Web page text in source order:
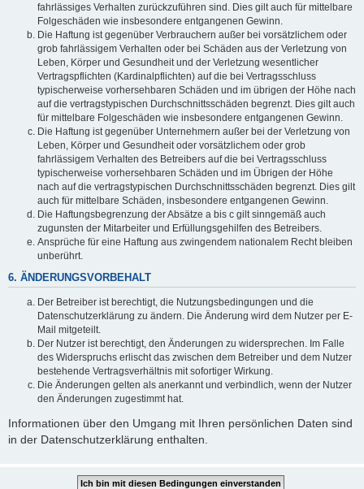
fahrlässiges Verhalten zurückzuführen sind. Dies gilt auch für mittelbare
Folgeschäden wie insbesondere entgangenen Gewinn.
Die Haftung ist gegenüber Verbrauchern außer bei vorsätzlichem oder
grob fahrlässigem Verhalten oder bei Schäden aus der Verletzung von
Leben, Körper und Gesundheit und der Verletzung wesentlicher
Vertragspflichten (Kardinalpflichten) auf die bei Vertragsschluss
typischerweise vorhersehbaren Schäden und im übrigen der Höhe nach
auf die vertragstypischen Durchschnittsschäden begrenzt. Dies gilt auch
für mittelbare Folgeschäden wie insbesondere entgangenen Gewinn.
Die Haftung ist gegenüber Unternehmern außer bei der Verletzung von
Leben, Körper und Gesundheit oder vorsätzlichem oder grob
fahrlässigem Verhalten des Betreibers auf die bei Vertragsschluss
typischerweise vorhersehbaren Schäden und im Übrigen der Höhe
nach auf die vertragstypischen Durchschnittsschäden begrenzt. Dies gilt
auch für mittelbare Schäden, insbesondere entgangenen Gewinn.
Die Haftungsbegrenzung der Absätze a bis c gilt sinngemäß auch
zugunsten der Mitarbeiter und Erfüllungsgehilfen des Betreibers.
Ansprüche für eine Haftung aus zwingendem nationalem Recht bleiben
unberührt.
6. ÄNDERUNGSVORBEHALT
Der Betreiber ist berechtigt, die Nutzungsbedingungen und die
Datenschutzerklärung zu ändern. Die Änderung wird dem Nutzer per E-
Mail mitgeteilt.
Der Nutzer ist berechtigt, den Änderungen zu widersprechen. Im Falle
des Widerspruchs erlischt das zwischen dem Betreiber und dem Nutzer
bestehende Vertragsverhältnis mit sofortiger Wirkung.
Die Änderungen gelten als anerkannt und verbindlich, wenn der Nutzer
den Änderungen zugestimmt hat.
Informationen über den Umgang mit Ihren persönlichen Daten sind
in der Datenschutzerklärung enthalten.